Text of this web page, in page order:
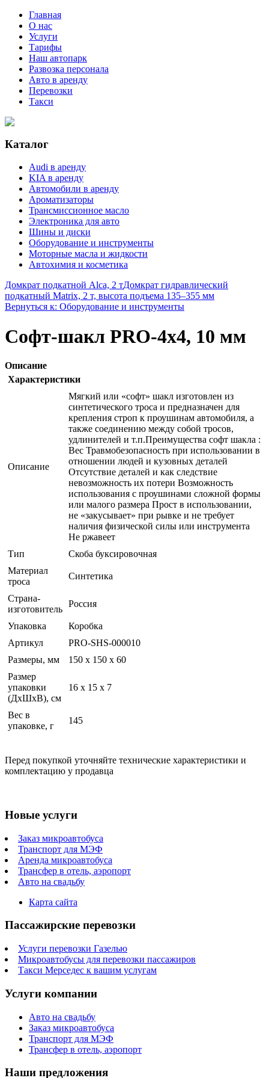
Главная
О нас
Услуги
Тарифы
Наш автопарк
Развозка персонала
Авто в аренду
Перевозки
Такси
Каталог
Audi в аренду
KIA в аренду
Автомобили в аренду
Ароматизаторы
Трансмиссионное масло
Электроника для авто
Шины и диски
Оборудование и инструменты
Моторные масла и жидкости
Автохимия и косметика
Домкрат подкатной Alca, 2 тДомкрат гидравлический
подкатный Matrix, 2 т, высота подъема 135–355 мм
Вернуться к: Оборудование и инструменты
Софт-шакл PRO-4x4, 10 мм
Описание
Характеристики
Описание
Мягкий или «софт» шакл изготовлен из
синтетического троса и предназначен для
крепления строп к проушинам автомобиля, а
также соединению между собой тросов,
удлинителей и т.п.Преимущества софт шакла :
Вес Травмобезопасность при использовании в
отношении людей и кузовных деталей
Отсутствие деталей и как следствие
невозможность их потери Возможность
использования с проушинами сложной формы
или малого размера Прост в использовании,
не «закусывает» при рывке и не требует
наличия физической силы или инструмента
Не ржавеет
Тип
Скоба буксировочная
Материал
троса
Синтетика
Страна-
изготовитель
Россия
Упаковка
Коробка
Артикул
PRO-SHS-000010
Размеры, мм
150 х 150 х 60
Размер
упаковки
(ДхШхВ), см
16 x 15 x 7
Вес в
упаковке, г
145
Перед покупкой уточняйте технические характеристики и
комплектацию у продавца
Новые услуги
Заказ микроавтобуса
Транспорт для МЭФ
Аренда микроавтобуса
Трансфер в отель, аэропорт
Авто на свадьбу
Карта сайта
Пассажирские перевозки
Услуги перевозки Газелью
Микроавтобусы для перевозки пассажиров
Такси Мерседес к вашим услугам
Услуги компании
Авто на свадьбу
Заказ микроавтобуса
Транспорт для МЭФ
Трансфер в отель, аэропорт
Наши предложения